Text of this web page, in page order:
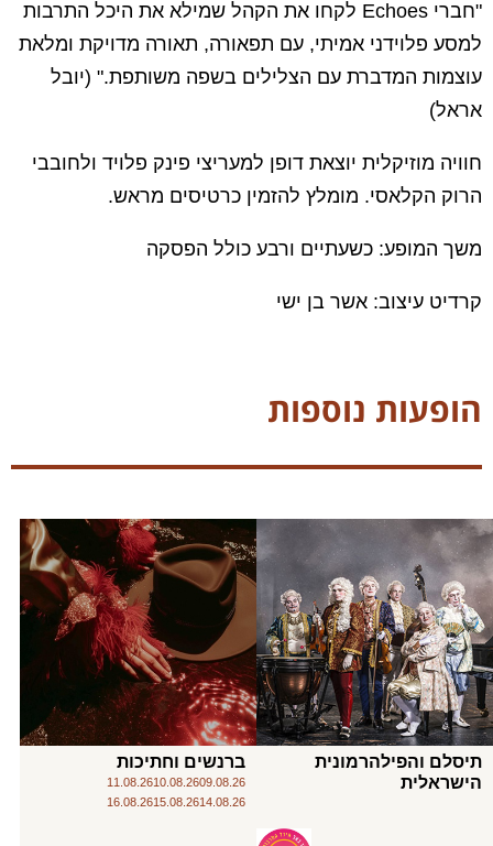
"חברי Echoes לקחו את הקהל שמילא את היכל התרבות
למסע פלוידני אמיתי, עם תפאורה, תאורה מדויקת ומלאת
עוצמות המדברת עם הצלילים בשפה משותפת." (יובל
אראל)
חוויה מוזיקלית יוצאת דופן למעריצי פינק פלויד ולחובבי
הרוק הקלאסי. מומלץ להזמין כרטיסים מראש.
משך המופע: כשעתיים ורבע כולל הפסקה
קרדיט עיצוב: אשר בן ישי
הופעות נוספות
תיסלם והפילהרמונית
הישראלית
ברנשים וחתיכות
09.08.26
10.08.26
11.08.26
14.08.26
15.08.26
16.08.26